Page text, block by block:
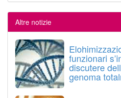
Altre notizie
funzionari
discutere
genoma